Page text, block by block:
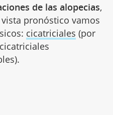
de las alopecias,
pronóstico vamos
cicatriciales (por